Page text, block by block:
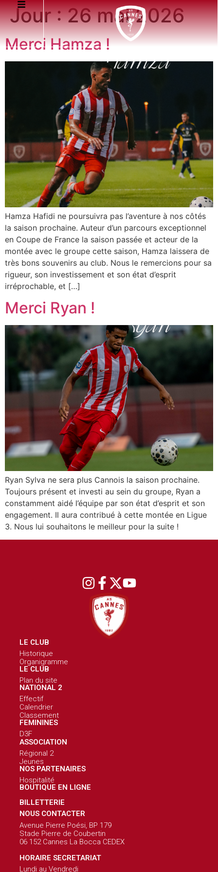
Jour :26 mai 2026
Merci Hamza !
Hamza Hafidi ne poursuivra pas l’aventure à nos côtés
la saison prochaine. Auteur d’un parcours exceptionnel
en Coupe de France la saison passée et acteur de la
montée avec le groupe cette saison, Hamza laissera de
très bons souvenirs au club. Nous le remercions pour sa
rigueur, son investissement et son état d’esprit
irréprochable, et […]
Merci Ryan !
Ryan Sylva ne sera plus Cannois la saison prochaine.
Toujours présent et investi au sein du groupe, Ryan a
constamment aidé l’équipe par son état d’esprit et son
engagement. Il aura contribué à cette montée en Ligue
3. Nous lui souhaitons le meilleur pour la suite !
LE CLUB
Historique
Organigramme
LE CLUB
Plan du site
NATIONAL 2
Effectif
Calendrier
Classement
FEMININES
D3F
ASSOCIATION
Régional 2
Jeunes
NOS PARTENAIRES
Hospitalité
BOUTIQUE EN LIGNE
BILLETTERIE
NOUS CONTACTER
Avenue Pierre Poési, BP 179
Stade Pierre de Coubertin
06 152 Cannes La Bocca CEDEX
HORAIRE SECRETARIAT
Lundi au Vendredi